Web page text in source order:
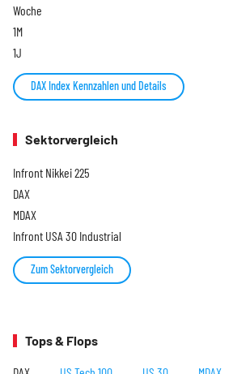
Woche
1M
1J
DAX Index Kennzahlen und Details
Sektorvergleich
Infront Nikkei 225
DAX
MDAX
Infront USA 30 Industrial
Zum Sektorvergleich
Tops & Flops